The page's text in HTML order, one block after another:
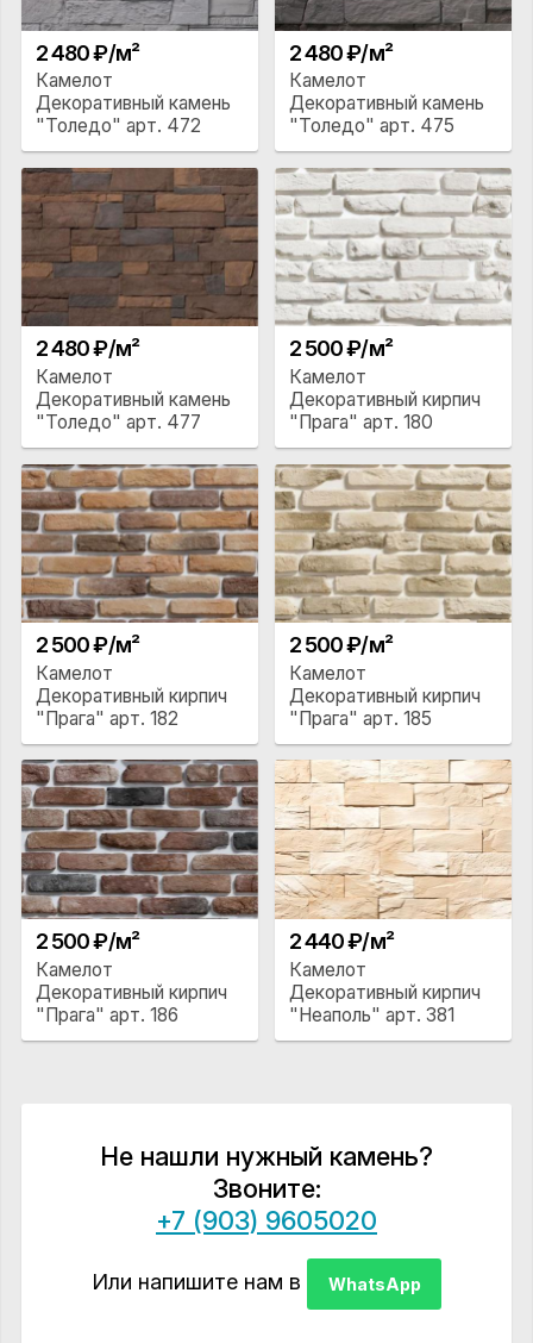
2 480 ₽/м²
Камелот
Декоративный камень
"Толедо" арт. 472
2 480 ₽/м²
Камелот
Декоративный камень
"Толедо" арт. 475
2 480 ₽/м²
Камелот
Декоративный камень
"Толедо" арт. 477
2 500 ₽/м²
Камелот
Декоративный кирпич
"Прага" арт. 180
2 500 ₽/м²
Камелот
Декоративный кирпич
"Прага" арт. 182
2 500 ₽/м²
Камелот
Декоративный кирпич
"Прага" арт. 185
2 500 ₽/м²
Камелот
Декоративный кирпич
"Прага" арт. 186
2 440 ₽/м²
Камелот
Декоративный кирпич
"Неаполь" арт. 381
Не нашли нужный камень?
Звоните:
+7 (903) 9605020
Или напишите нам в WhatsApp